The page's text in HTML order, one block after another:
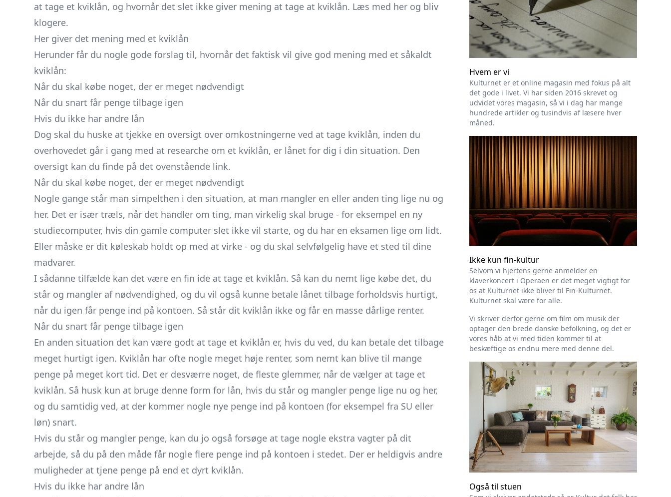
at tage et kviklån, og hvornår det slet ikke giver mening at tage at kviklån. Læs med her og bliv
klogere.
Her giver det mening med et kviklån
Herunder får du nogle gode forslag til, hvornår det faktisk vil give god mening med et såkaldt
kviklån:
Når du skal købe noget, der er meget nødvendigt
Når du snart får penge tilbage igen
Hvis du ikke har andre lån
Dog skal du huske at tjekke en oversigt over omkostningerne ved at tage kviklån, inden du
overhovedet går i gang med at researche om et kviklån, er lånet for dig i din situation. Den
oversigt kan du finde på det ovenstående link.
Når du skal købe noget, der er meget nødvendigt
Nogle gange står man simpelthen i den situation, at man mangler en eller anden ting lige nu og
her. Det er især træls, når det handler om ting, man virkelig skal bruge - for eksempel en ny
studiecomputer, hvis din gamle computer slet ikke vil starte, og du har en eksamen lige om lidt.
Eller måske er dit køleskab holdt op med at virke - og du skal selvfølgelig have et sted til dine
madvarer.
I sådanne tilfælde kan det være en fin ide at tage et kviklån. Så kan du nemt lige købe det, du
står og mangler af nødvendighed, og du vil også kunne betale lånet tilbage forholdsvis hurtigt,
når du igen får penge ind på kontoen. Så står dit kviklån ikke og får en masse dårlige renter.
Når du snart får penge tilbage igen
En anden situation det kan være godt at tage et kviklån er, hvis du ved, du kan betale det tilbage
meget hurtigt igen. Kviklån har ofte nogle meget høje renter, som nemt kan blive til mange
penge på meget kort tid. Det er desværre noget, de fleste glemmer, når de vælger at tage et
kviklån. Så husk kun at bruge denne form for lån, hvis du står og mangler penge lige nu og her,
og du samtidig ved, at der kommer nogle nye penge ind på kontoen (for eksempel fra SU eller
løn) snart.
Hvis du står og mangler penge, kan du jo også forsøge at tage nogle ekstra vagter på dit
arbejde, så du på den måde får nogle flere penge ind på kontoen i stedet. Der er heldigvis andre
muligheder at tjene penge på end et dyrt kviklån.
Hvis du ikke har andre lån
Hvem er vi
Kulturnet er et online magasin med fokus på alt
det gode i livet. Vi har siden 2016 skrevet og
udvidet vores magasin, så vi i dag har mange
hundrede artikler og tusindvis af læsere hver
måned.
Ikke kun fin-kultur
Selvom vi hjertens gerne anmelder en
klaverkoncert i Operaen er det meget vigtigt for
os at Kulturnet ikke bliver til Fin-Kulturnet.
Kulturnet skal være for alle.
Vi skriver derfor gerne om film om musik der
optager den brede danske befolkning, og det er
vores håb at vi med tiden kommer til at
beskæftige os endnu mere med denne del.
Også til stuen